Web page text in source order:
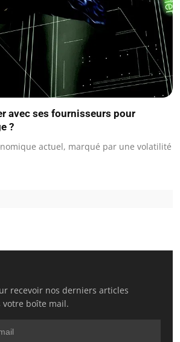
avec ses fournisseurs pour
?
actuel, marqué par une volatilité
recevoir nos derniers articles
boîte mail.